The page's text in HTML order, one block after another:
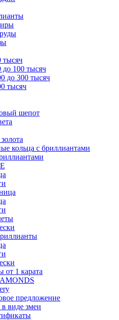
тысяч
до 100 тысяч
до 300 тысяч
тысяч
шепот
кольца с бриллиантами
от 1 карата
предложение
виде змеи